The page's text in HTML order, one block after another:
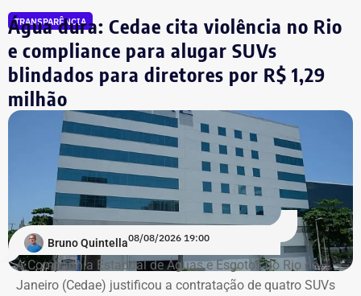
TRANSPARÊNCIA
Água dura: Cedae cita violência no Rio
e compliance para alugar SUVs
blindados para diretores por R$ 1,29
milhão
Bruno Quintella08/08/2026 19:00
A Companhia Estadual de Águas e Esgotos do Rio de
Janeiro (Cedae) justificou a contratação de quatro SUVs